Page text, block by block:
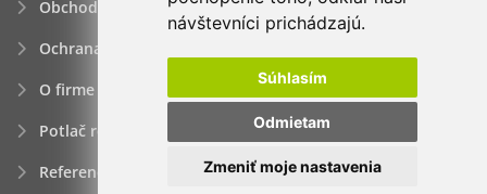
návštevníci prichádzajú.
Súhlasím
Odmietam
Zmeniť moje nastavenia
Obchodné podmienky
Ochrana osobných údajov
O firme
Potlač reklamných predmetov
Referencie